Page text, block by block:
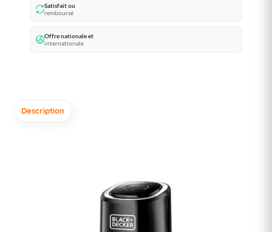
Satisfait ou
remboursé
Offre nationale et
internationale
Description